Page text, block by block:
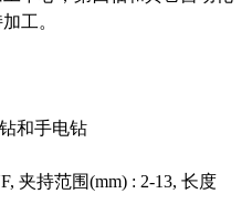
工。
和手电钻
夹持范围(mm) : 2-13, 长度